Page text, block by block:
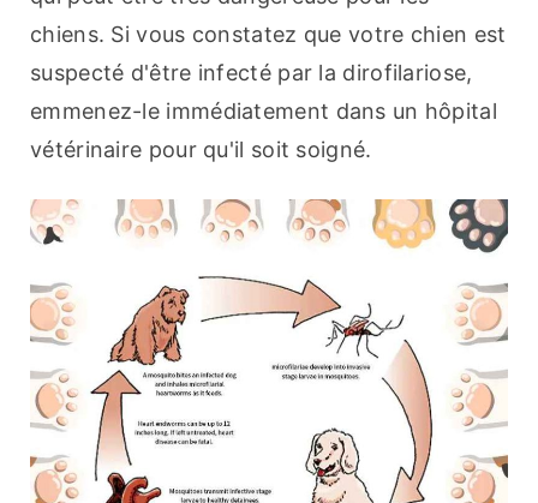
chiens. Si vous constatez que votre chien est
suspecté d'être infecté par la dirofilariose,
emmenez-le immédiatement dans un hôpital
vétérinaire pour qu'il soit soigné.